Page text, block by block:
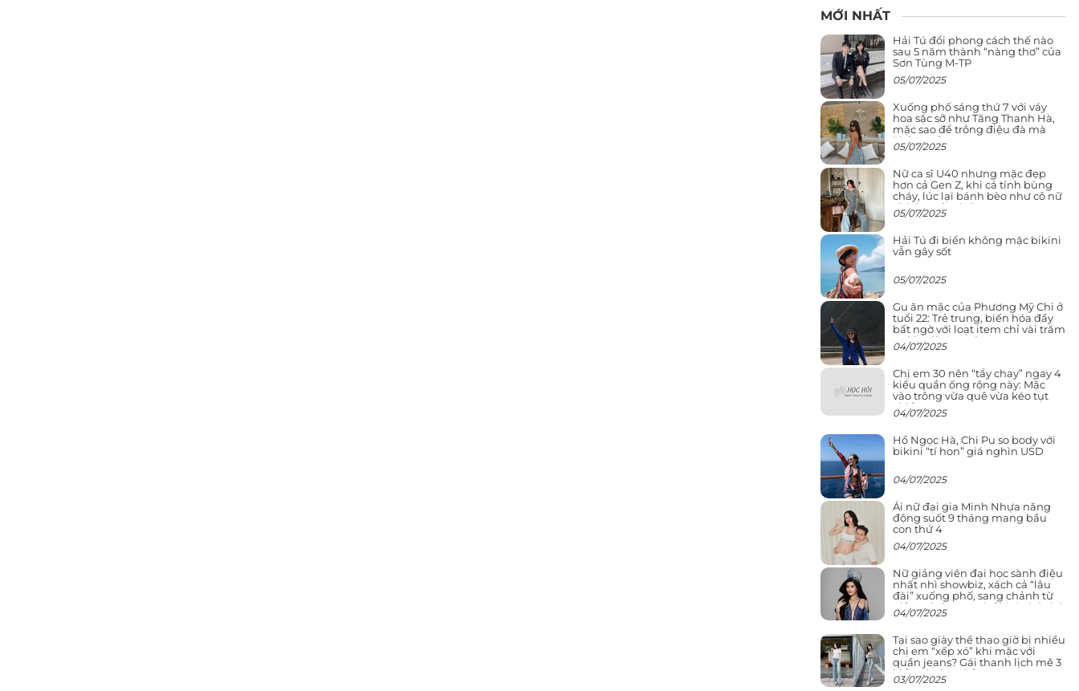
MỚI NHẤT
Hải Tú đổi phong cách thế nào
sau 5 năm thành “nàng thơ” của
Sơn Tùng M-TP
05/07/2025
Xuống phố sáng thứ 7 với váy
hoa sặc sỡ như Tăng Thanh Hà,
mặc sao để trông điệu đà mà
không sến
05/07/2025
Nữ ca sĩ U40 nhưng mặc đẹp
hơn cả Gen Z, khi cá tính bùng
cháy, lúc lại bánh bèo như cô nữ
chính ngôn tình
05/07/2025
Hải Tú đi biển không mặc bikini
vẫn gây sốt
05/07/2025
Gu ăn mặc của Phương Mỹ Chi ở
tuổi 22: Trẻ trung, biến hóa đầy
bất ngờ với loạt item chỉ vài trăm
nghìn đã mua được
04/07/2025
Chị em 30 nên “tẩy chay” ngay 4
kiểu quần ống rộng này: Mặc
vào trông vừa quê vừa kéo tụt
chiều cao
04/07/2025
Hồ Ngọc Hà, Chi Pu so body với
bikini “tí hon” giá nghìn USD
04/07/2025
Ái nữ đại gia Minh Nhựa năng
động suốt 9 tháng mang bầu
con thứ 4
04/07/2025
Nữ giảng viên đại học sành điệu
nhất nhì showbiz, xách cả “lâu
đài” xuống phố, sang chảnh từ
giảng đường ra phố khó ai đọ lại
04/07/2025
Tại sao giày thể thao giờ bị nhiều
chị em “xếp xó” khi mặc với
quần jeans? Gái thanh lịch mê 3
kiểu này hơn hẳn
03/07/2025